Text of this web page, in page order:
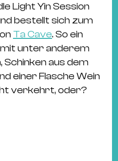
Light Yin Session
bestellt sich zum
Ta Cave. So ein
unter anderem
Schinken aus dem
einer Flasche Wein
verkehrt, oder?